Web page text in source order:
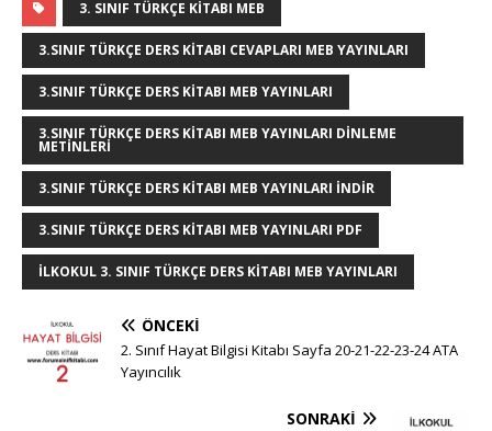
g
g
e
r
te
r
e
st
c
e
b
o
o
k
it
te
r
k
e
dI
n
m
bl
r
at
s
A
p
p
ss
e
g
e
r
ar
e
3. SINIF TÜRKÇE KITABI MEB
3.SINIF TÜRKÇE DERS KITABI CEVAPLARI MEB YAYINLARI
3.SINIF TÜRKÇE DERS KITABI MEB YAYINLARI
3.SINIF TÜRKÇE DERS KITABI MEB YAYINLARI DINLEME
METINLERI
3.SINIF TÜRKÇE DERS KITABI MEB YAYINLARI INDIR
3.SINIF TÜRKÇE DERS KITABI MEB YAYINLARI PDF
ILKOKUL 3. SINIF TÜRKÇE DERS KITABI MEB YAYINLARI
ÖNCEKI
2. Sınıf Hayat Bilgisi Kitabı Sayfa 20-21-22-23-24 ATA
Yayıncılık
SONRAKI